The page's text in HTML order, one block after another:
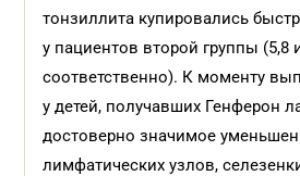
тонзиллита купировались
у пациентов второй группы (5,8
соответственно). К моменту
у детей, получавших Генферон
достоверно значимое
лимфатических узлов,